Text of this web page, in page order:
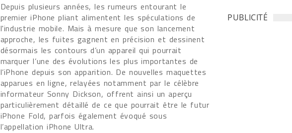
Depuis plusieurs années, les rumeurs entourant le
premier iPhone pliant alimentent les spéculations de
l'industrie mobile. Mais à mesure que son lancement
approche, les fuites gagnent en précision et dessinent
désormais les contours d’un appareil qui pourrait
marquer l’une des évolutions les plus importantes de
l’iPhone depuis son apparition. De nouvelles maquettes
apparues en ligne, relayées notamment par le célèbre
informateur Sonny Dickson, offrent ainsi un aperçu
particulièrement détaillé de ce que pourrait être le futur
iPhone Fold, parfois également évoqué sous
l’appellation iPhone Ultra.
PUBLICITÉ